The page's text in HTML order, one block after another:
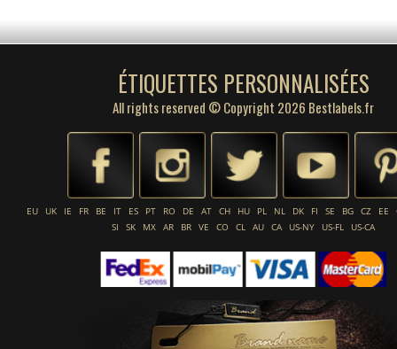
ÉTIQUETTES PERSONNALISÉES
All rights reserved © Copyright 2026 Bestlabels.fr
EU UK IE FR BE IT ES PT RO DE AT CH HU PL NL DK FI SE BG CZ EE
SI
SK MX AR BR VE CO CL AU CA US-NY US-FL US-CA